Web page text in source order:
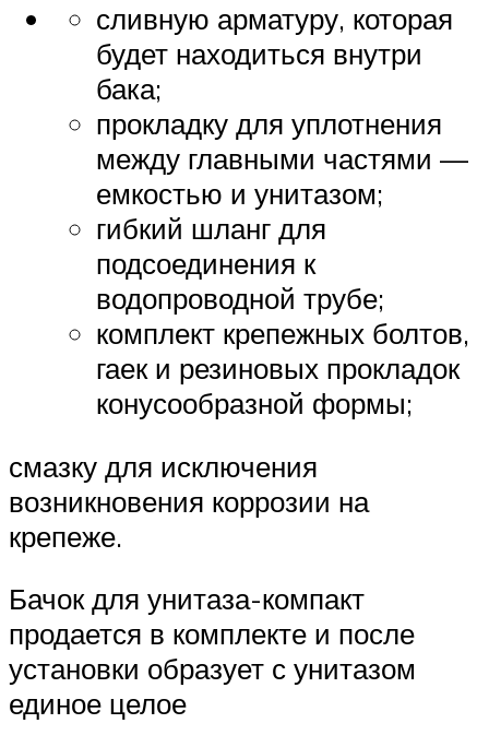
сливную арматуру, которая
будет находиться внутри
бака;
прокладку для уплотнения
между главными частями —
емкостью и унитазом;
гибкий шланг для
подсоединения к
водопроводной трубе;
комплект крепежных болтов,
гаек и резиновых прокладок
конусообразной формы;
смазку для исключения
возникновения коррозии на
крепеже.
Бачок для унитаза-компакт
продается в комплекте и после
установки образует с унитазом
единое целое